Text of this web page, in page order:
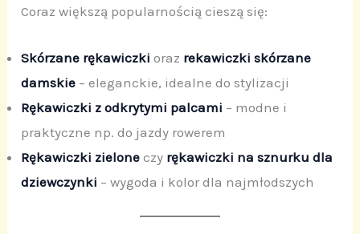
Coraz większą popularnością cieszą się:
Skórzane rękawiczki oraz rekawiczki skórzane
damskie – eleganckie, idealne do stylizacji
Rękawiczki z odkrytymi palcami – modne i
praktyczne np. do jazdy rowerem
Rękawiczki zielone czy rękawiczki na sznurku dla
dziewczynki – wygoda i kolor dla najmłodszych